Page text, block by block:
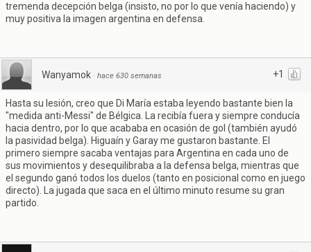
tremenda decepción belga (insisto, no por lo que venía haciendo) y
muy positiva la imagen argentina en defensa.
+1
Wanyamok · hace 630 semanas
Hasta su lesión, creo que Di María estaba leyendo bastante bien la
"medida anti-Messi" de Bélgica. La recibía fuera y siempre conducía
hacia dentro, por lo que acababa en ocasión de gol (también ayudó
la pasividad belga). Higuaín y Garay me gustaron bastante. El
primero siempre sacaba ventajas para Argentina en cada uno de
sus movimientos y desequilibraba a la defensa belga, mientras que
el segundo ganó todos los duelos (tanto en posicional como en juego
directo). La jugada que saca en el último minuto resume su gran
partido.